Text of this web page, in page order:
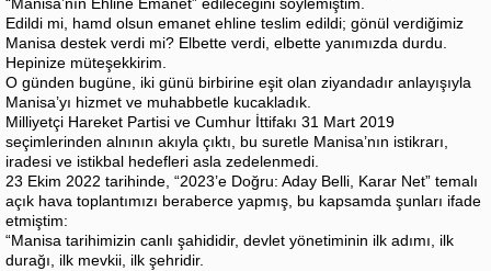
“Manisa’nın Ehline Emanet” edileceğini söylemiştim.
Edildi mi, hamd olsun emanet ehline teslim edildi; gönül verdiğimiz
Manisa destek verdi mi? Elbette verdi, elbette yanımızda durdu.
Hepinize müteşekkirim.
O günden bugüne, iki günü birbirine eşit olan ziyandadır anlayışıyla
Manisa’yı hizmet ve muhabbetle kucakladık.
Milliyetçi Hareket Partisi ve Cumhur İttifakı 31 Mart 2019
seçimlerinden alnının akıyla çıktı, bu suretle Manisa’nın istikrarı,
iradesi ve istikbal hedefleri asla zedelenmedi.
23 Ekim 2022 tarihinde, “2023’e Doğru: Aday Belli, Karar Net” temalı
açık hava toplantımızı beraberce yapmış, bu kapsamda şunları ifade
etmiştim:
“Manisa tarihimizin canlı şahididir, devlet yönetiminin ilk adımı, ilk
durağı, ilk mevkii, ilk şehridir.